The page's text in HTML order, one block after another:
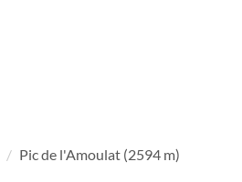
Pic de l'Amoulat (2594 m)